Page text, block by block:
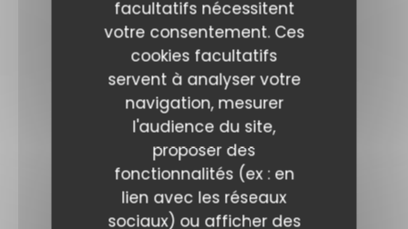
facultatifs nécessitent
votre consentement. Ces
cookies facultatifs
servent à analyser votre
navigation, mesurer
l'audience du site,
proposer des
fonctionnalités (ex : en
lien avec les réseaux
sociaux) ou afficher des